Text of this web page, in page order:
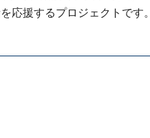
応援するプロジェクトです。